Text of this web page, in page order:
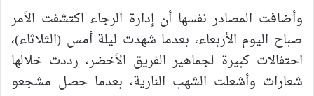
وأضافت المصادر نفسها أن إدارة الرجاء اكتشفت الأمر
صباح اليوم الأربعاء، بعدما شهدت ليلة أمس (الثلاثاء)،
احتفالات كبيرة لجماهير الفريق الأخضر، رددت خلالها
شعارات وأشعلت الشهب النارية، بعدما حصل مشجعو